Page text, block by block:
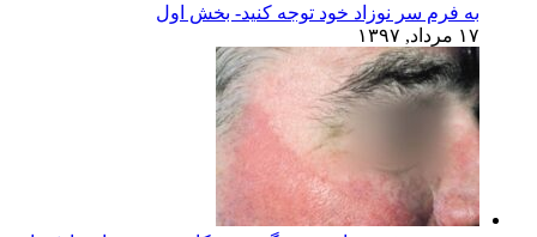
به فرم سر نوزاد خود توجه کنید- بخش اول
۱۷ مرداد, ۱۳۹۷